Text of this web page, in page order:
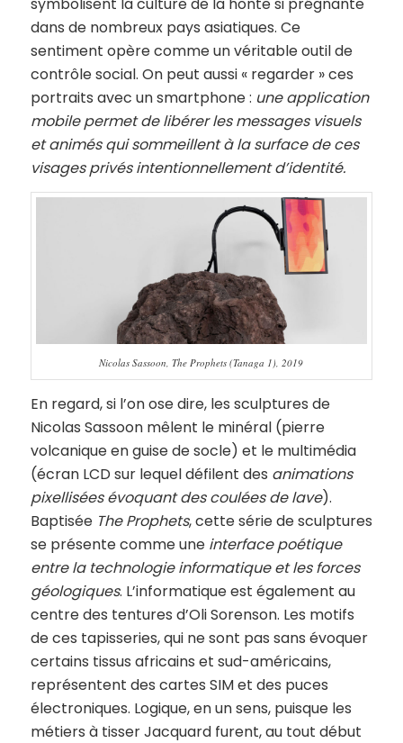
dans de nombreux pays asiatiques. Ce
sentiment opère comme un véritable outil de
contrôle social. On peut aussi « regarder » ces
portraits avec un smartphone : une application
mobile permet de libérer les messages visuels
et animés qui sommeillent à la surface de ces
visages privés intentionnellement d’identité.
Nicolas Sassoon, The Prophets (Tanaga 1), 2019
En regard, si l’on ose dire, les sculptures de
Nicolas Sassoon mêlent le minéral (pierre
volcanique en guise de socle) et le multimédia
(écran LCD sur lequel défilent des animations
pixellisées évoquant des coulées de lave).
Baptisée The Prophets, cette série de sculptures
se présente comme une interface poétique
entre la technologie informatique et les forces
géologiques. L’informatique est également au
centre des tentures d’Oli Sorenson. Les motifs
de ces tapisseries, qui ne sont pas sans évoquer
certains tissus africains et sud-américains,
représentent des cartes SIM et des puces
électroniques. Logique, en un sens, puisque les
métiers à tisser Jacquard furent, au tout début